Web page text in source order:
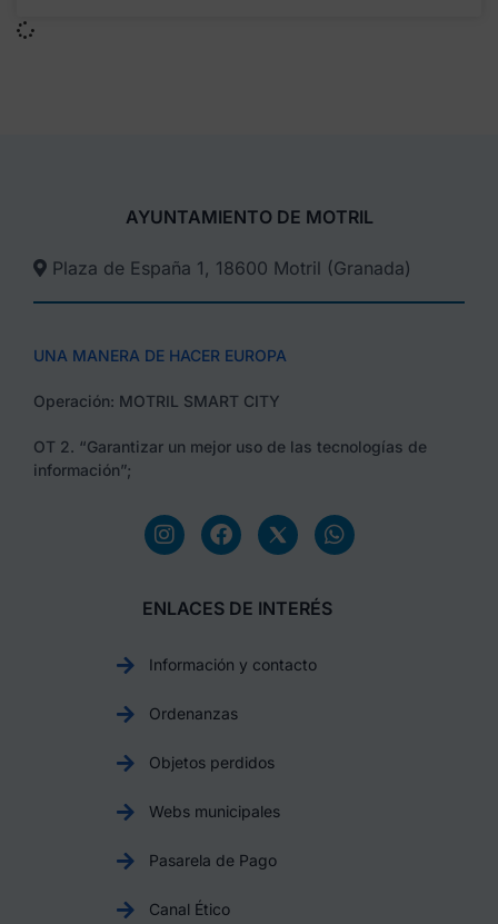
AYUNTAMIENTO DE MOTRIL
Plaza de España 1, 18600 Motril (Granada)​
UNA MANERA DE HACER EUROPA
Operación: MOTRIL SMART CITY
OT 2. “Garantizar un mejor uso de las tecnologías de
información”;
ENLACES DE INTERÉS
Información y contacto
Ordenanzas
Objetos perdidos
Webs municipales
Pasarela de Pago
Canal Ético